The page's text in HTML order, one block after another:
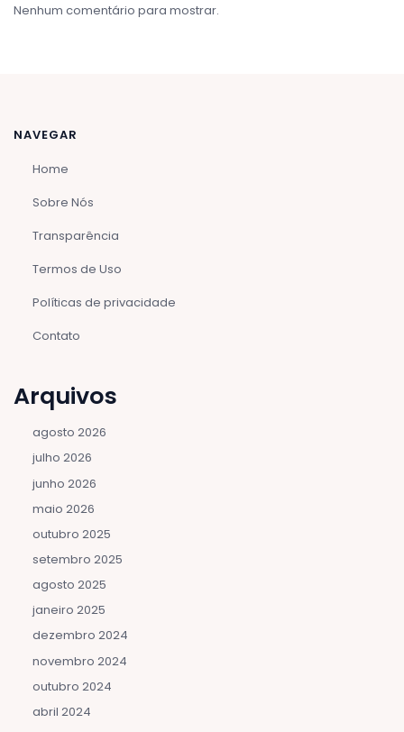
Nenhum comentário para mostrar.
NAVEGAR
Home
Sobre Nós
Transparência
Termos de Uso
Políticas de privacidade
Contato
Arquivos
agosto 2026
julho 2026
junho 2026
maio 2026
outubro 2025
setembro 2025
agosto 2025
janeiro 2025
dezembro 2024
novembro 2024
outubro 2024
abril 2024